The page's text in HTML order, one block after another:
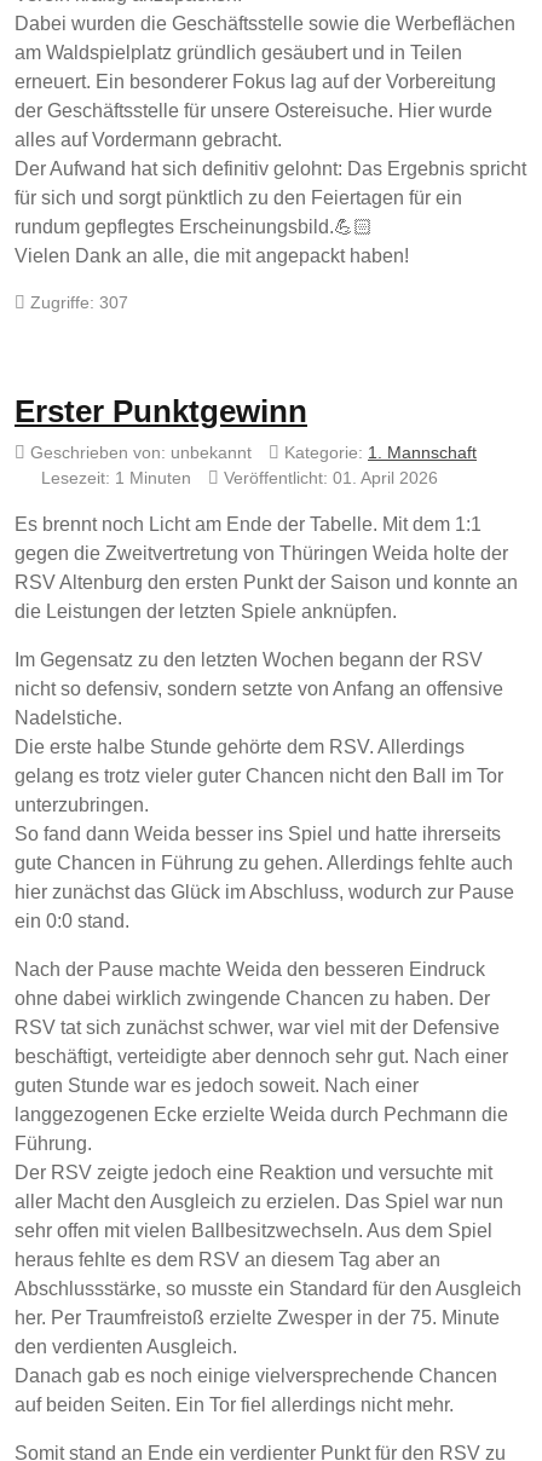
Dabei wurden die Geschäftsstelle sowie die Werbeflächen
am Waldspielplatz gründlich gesäubert und in Teilen
erneuert. Ein besonderer Fokus lag auf der Vorbereitung
der Geschäftsstelle für unsere Ostereisuche. Hier wurde
alles auf Vordermann gebracht.
Der Aufwand hat sich definitiv gelohnt: Das Ergebnis spricht
für sich und sorgt pünktlich zu den Feiertagen für ein
rundum gepflegtes Erscheinungsbild.💪🏻
Vielen Dank an alle, die mit angepackt haben!
Zugriffe: 307
Erster Punktgewinn
Geschrieben von: unbekannt Kategorie: 1. Mannschaft
Lesezeit: 1 Minuten
Veröffentlicht: 01. April 2026
Es brennt noch Licht am Ende der Tabelle. Mit dem 1:1
gegen die Zweitvertretung von Thüringen Weida holte der
RSV Altenburg den ersten Punkt der Saison und konnte an
die Leistungen der letzten Spiele anknüpfen.
Im Gegensatz zu den letzten Wochen begann der RSV
nicht so defensiv, sondern setzte von Anfang an offensive
Nadelstiche.
Die erste halbe Stunde gehörte dem RSV. Allerdings
gelang es trotz vieler guter Chancen nicht den Ball im Tor
unterzubringen.
So fand dann Weida besser ins Spiel und hatte ihrerseits
gute Chancen in Führung zu gehen. Allerdings fehlte auch
hier zunächst das Glück im Abschluss, wodurch zur Pause
ein 0:0 stand.
Nach der Pause machte Weida den besseren Eindruck
ohne dabei wirklich zwingende Chancen zu haben. Der
RSV tat sich zunächst schwer, war viel mit der Defensive
beschäftigt, verteidigte aber dennoch sehr gut. Nach einer
guten Stunde war es jedoch soweit. Nach einer
langgezogenen Ecke erzielte Weida durch Pechmann die
Führung.
Der RSV zeigte jedoch eine Reaktion und versuchte mit
aller Macht den Ausgleich zu erzielen. Das Spiel war nun
sehr offen mit vielen Ballbesitzwechseln. Aus dem Spiel
heraus fehlte es dem RSV an diesem Tag aber an
Abschlussstärke, so musste ein Standard für den Ausgleich
her. Per Traumfreistoß erzielte Zwesper in der 75. Minute
den verdienten Ausgleich.
Danach gab es noch einige vielversprechende Chancen
auf beiden Seiten. Ein Tor fiel allerdings nicht mehr.
Somit stand an Ende ein verdienter Punkt für den RSV zu